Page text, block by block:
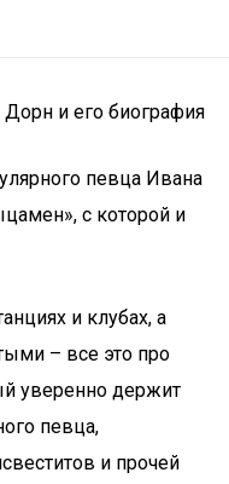
и его биография
певца Ивана
с которой и
и клубах, а
– все это про
уверенно держит
певца,
и прочей